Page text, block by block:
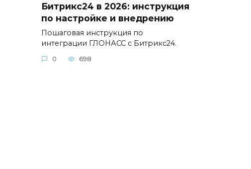
Битрикс24 в 2026: инструкция
по настройке и внедрению
Пошаговая инструкция по
интеграции ГЛОНАСС с Битрикс24.
0 698